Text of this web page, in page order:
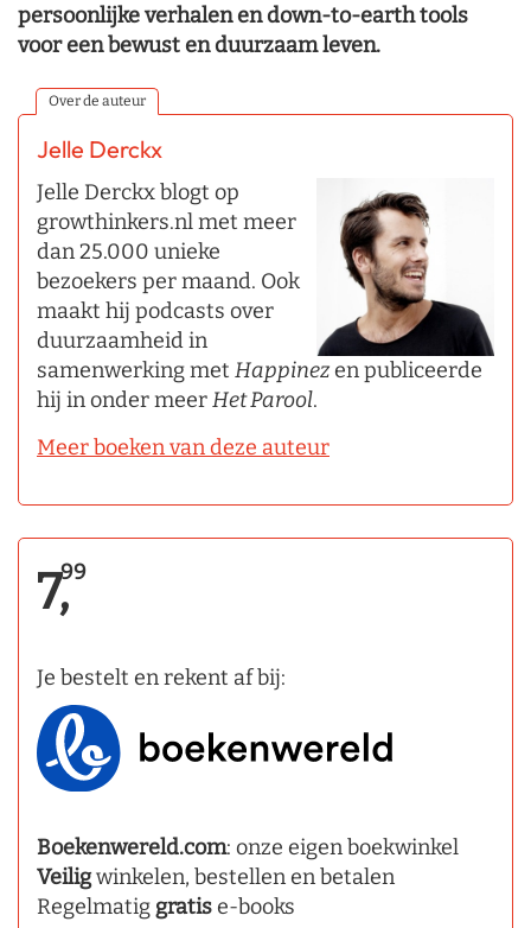
persoonlijke verhalen en down-to-earth tools
voor een bewust en duurzaam leven.
Over de auteur
Jelle Derckx
Jelle Derckx blogt op
growthinkers.nl met meer
dan 25.000 unieke
bezoekers per maand. Ook
maakt hij podcasts over
duurzaamheid in
samenwerking met Happinezen publiceerde
hij in onder meerHet Parool.
Meer boeken van deze auteur
7,99
Je bestelt en rekent af bij:
Boekenwereld.com: onze eigen boekwinkel
Veiligwinkelen, bestellen en betalen
Regelmatig gratise-books